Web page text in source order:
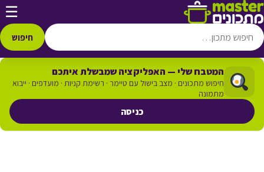
דלג לתוכן ☰
חיפוש
המטבח שלי — האפליקציה שמבשלת איתכם
חיפוש מתכונים · מצב בישול עם טיימר · רשימת קניות · מועדפים · ייבוא
מתמונה
כניסה